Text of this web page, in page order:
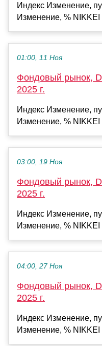
Индекс Изменение,
Изменение, % NIKKEI
01:00, 11 Ноя
Фондовый рынок,
2025 г.
Индекс Изменение,
Изменение, % NIKKEI
03:00, 19 Ноя
Фондовый рынок,
2025 г.
Индекс Изменение,
Изменение, % NIKKEI
04:00, 27 Ноя
Фондовый рынок,
2025 г.
Индекс Изменение,
Изменение, % NIKKEI